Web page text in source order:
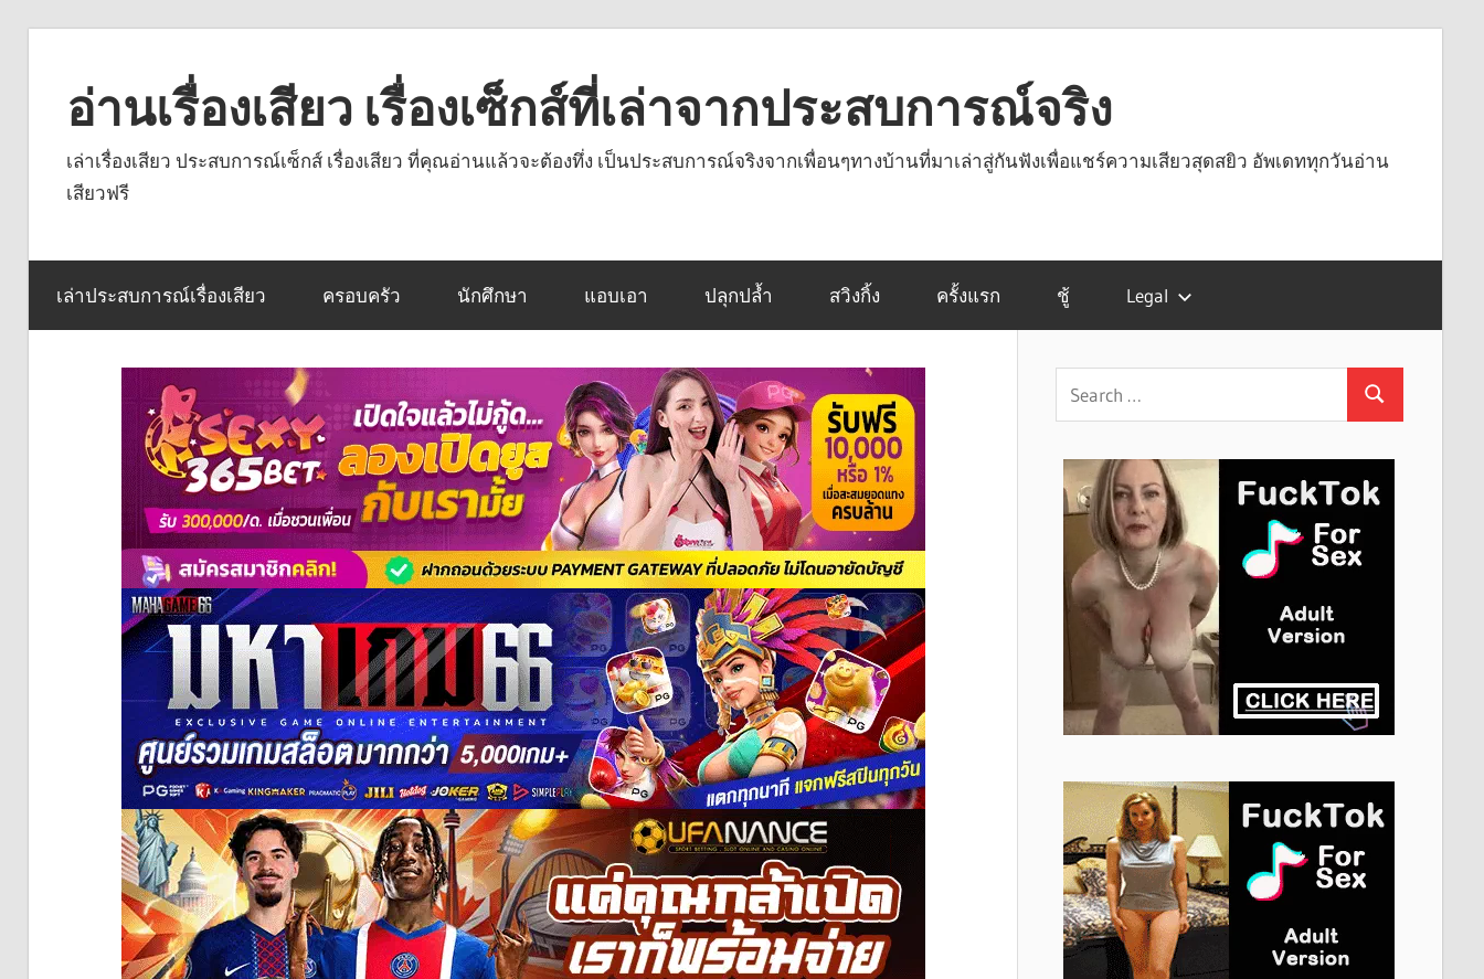
contentอ่านเรื่องเสียว เรื่องเซ็กส์ที่เล่าจากประสบการณ์จริง
เล่าเรื่องเสียว ประสบการณ์เซ็กส์ เรื่องเสียว ที่คุณอ่านแล้วจะต้องทึ่ง เป็นประสบการณ์จริงจากเพื่อนๆทางบ้านที่มาเล่าสู่กันฟังเพื่อแชร์ความเสียวสุดสยิว อัพเดททุกวันอ่าน
เสียวฟรี
เล่าประสบการณ์เรื่องเสียว ครอบครัว นักศึกษา แอบเอา ปลุกปล้ำ สวิงกิ้ง ครั้งแรก ชู้ Legal